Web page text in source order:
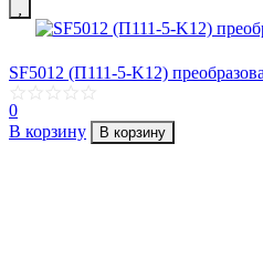
SF5012 (П111-5-K12)
0
В корзину
В корзину